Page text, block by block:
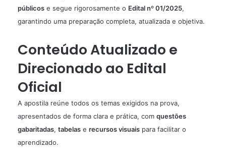
públicos e segue rigorosamente o Edital nº 01/2025,
garantindo uma preparação completa, atualizada e objetiva.
Conteúdo Atualizado e
Direcionado ao Edital
Oficial
A apostila reúne todos os temas exigidos na prova,
apresentados de forma clara e prática, com questões
gabaritadas, tabelas e recursos visuais para facilitar o
aprendizado.